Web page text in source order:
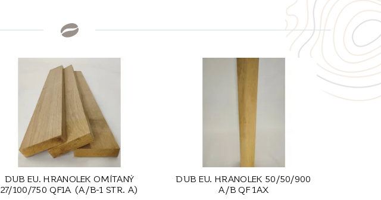
DUB EU. HRANOLEK OMÍTANÝ
27/100/750 QF1A (A/B-1 STR. A)
DUB EU. HRANOLEK 50/50/900
A/B QF 1AX